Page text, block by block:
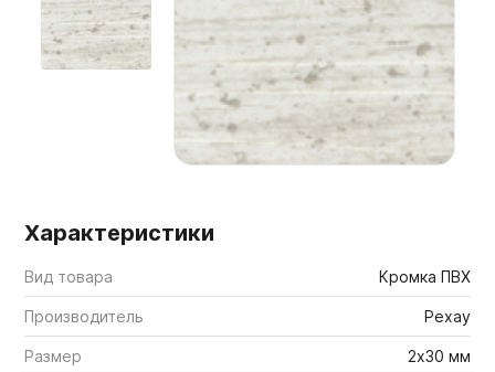
Мебельные образцы, каталоги
Характеристики
Вид товара Кромка ПВХ
Производитель Рехау
Размер 2х30 мм